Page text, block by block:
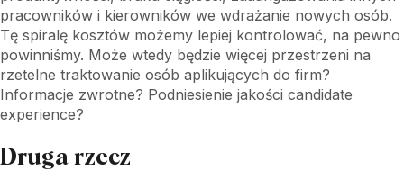
pracowników i kierowników we wdrażanie nowych osób.
Tę spiralę kosztów możemy lepiej kontrolować, na pewno
powinniśmy. Może wtedy będzie więcej przestrzeni na
rzetelne traktowanie osób aplikujących do firm?
Informacje zwrotne? Podniesienie jakości candidate
experience?
Druga rzecz